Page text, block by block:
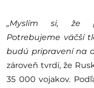
„Myslím si, že
Potrebujeme väčší
budú pripravení na
zároveň tvrdí, že
35 000 vojakov.